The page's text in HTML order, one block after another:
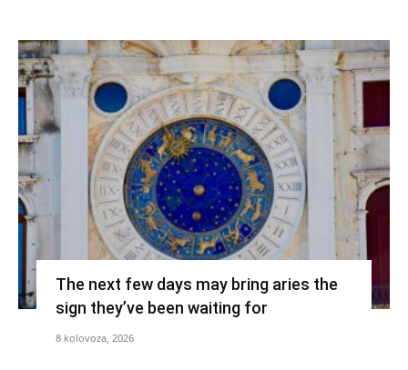
The next few days may bring aries the
sign they’ve been waiting for
8 kolovoza, 2026